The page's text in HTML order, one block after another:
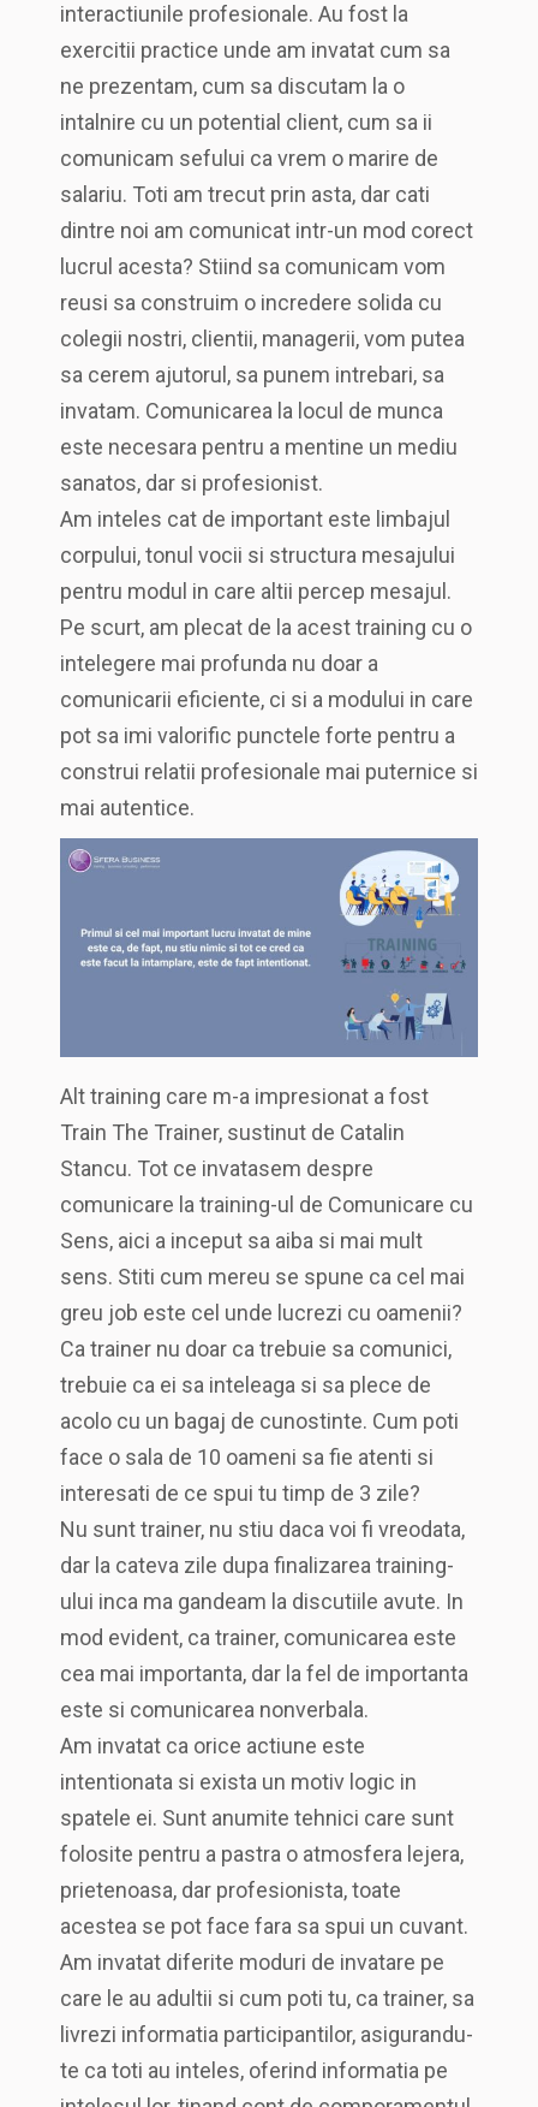
interactiunile profesionale. Au fost la
exercitii practice unde am invatat cum sa
ne prezentam, cum sa discutam la o
intalnire cu un potential client, cum sa ii
comunicam sefului ca vrem o marire de
salariu. Toti am trecut prin asta, dar cati
dintre noi am comunicat intr-un mod corect
lucrul acesta? Stiind sa comunicam vom
reusi sa construim o incredere solida cu
colegii nostri, clientii, managerii, vom putea
sa cerem ajutorul, sa punem intrebari, sa
invatam. Comunicarea la locul de munca
este necesara pentru a mentine un mediu
sanatos, dar si profesionist.
Am inteles cat de important este limbajul
corpului, tonul vocii si structura mesajului
pentru modul in care altii percep mesajul.
Pe scurt, am plecat de la acest training cu o
intelegere mai profunda nu doar a
comunicarii eficiente, ci si a modului in care
pot sa imi valorific punctele forte pentru a
construi relatii profesionale mai puternice si
mai autentice.
Alt training care m-a impresionat a fost
Train The Trainer, sustinut de Catalin
Stancu. Tot ce invatasem despre
comunicare la training-ul de Comunicare cu
Sens, aici a inceput sa aiba si mai mult
sens. Stiti cum mereu se spune ca cel mai
greu job este cel unde lucrezi cu oamenii?
Ca trainer nu doar ca trebuie sa comunici,
trebuie ca ei sa inteleaga si sa plece de
acolo cu un bagaj de cunostinte. Cum poti
face o sala de 10 oameni sa fie atenti si
interesati de ce spui tu timp de 3 zile?
Nu sunt trainer, nu stiu daca voi fi vreodata,
dar la cateva zile dupa finalizarea training-
ului inca ma gandeam la discutiile avute. In
mod evident, ca trainer, comunicarea este
cea mai importanta, dar la fel de importanta
este si comunicarea nonverbala.
Am invatat ca orice actiune este
intentionata si exista un motiv logic in
spatele ei. Sunt anumite tehnici care sunt
folosite pentru a pastra o atmosfera lejera,
prietenoasa, dar profesionista, toate
acestea se pot face fara sa spui un cuvant.
Am invatat diferite moduri de invatare pe
care le au adultii si cum poti tu, ca trainer, sa
livrezi informatia participantilor, asigurandu-
te ca toti au inteles, oferind informatia pe